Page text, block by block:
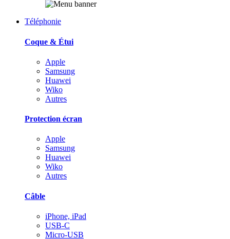
Téléphonie
Coque & Étui
Apple
Samsung
Huawei
Wiko
Autres
Protection écran
Apple
Samsung
Huawei
Wiko
Autres
Câble
iPhone, iPad
USB-C
Micro-USB